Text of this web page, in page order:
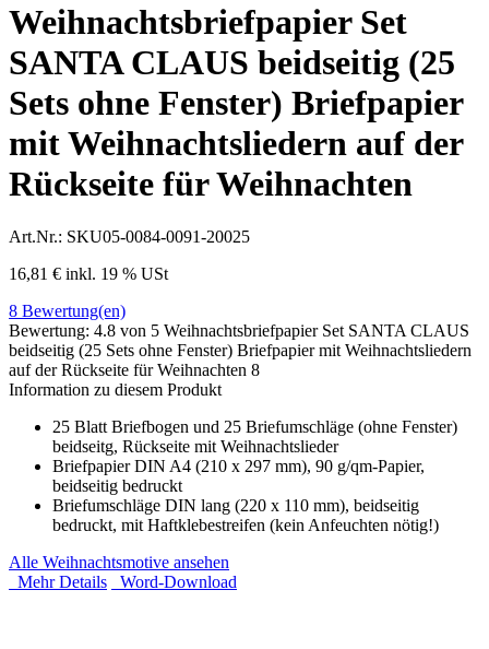
Weihnachtsbriefpapier Set
SANTA CLAUS beidseitig (25
Sets ohne Fenster) Briefpapier
mit Weihnachtsliedern auf der
Rückseite für Weihnachten
Art.Nr.: SKU05-0084-0091-20025
16,81 € inkl. 19 % USt
8 Bewertung(en)
Bewertung: 4.8 von 5 Weihnachtsbriefpapier Set SANTA CLAUS
beidseitig (25 Sets ohne Fenster) Briefpapier mit Weihnachtsliedern
auf der Rückseite für Weihnachten 8
Information zu diesem Produkt
25 Blatt Briefbogen und 25 Briefumschläge (ohne Fenster)
beidseitg, Rückseite mit Weihnachtslieder
Briefpapier DIN A4 (210 x 297 mm), 90 g/qm-Papier,
beidseitig bedruckt
Briefumschläge DIN lang (220 x 110 mm), beidseitig
bedruckt, mit Haftklebestreifen (kein Anfeuchten nötig!)
Alle Weihnachtsmotive ansehen
Mehr Details
Word-Download